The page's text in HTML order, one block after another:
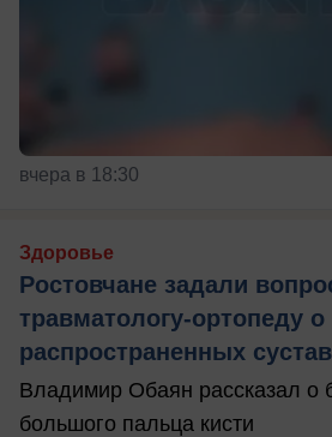
вчера в 18:30
Здоровье
Ростовчане задали
травматологу-ортопеду о
распространенных
Владимир Обаян рассказал о
большого пальца кисти